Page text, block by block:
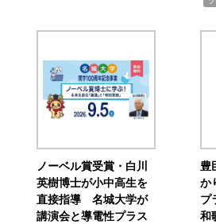
ノーベル賞受賞・白川
英樹博士が小中高生を
直接指導 名城大学が
講演会と導電性プラス
豊
か
プ
和